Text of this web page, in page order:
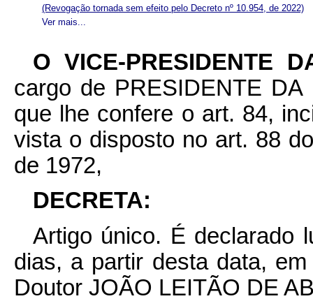
Ver mais...
(Revogação tornada sem efeito pelo Decreto nº 10.954, de 2022)
O VICE-PRESIDENTE
cargo de PRESIDENTE
que lhe confere o art. 84,
vista o disposto no art. 88
de 1972,
DECRETA:
Artigo único. É declarado
dias, a partir desta data,
Doutor JOÃO LEITÃO DE